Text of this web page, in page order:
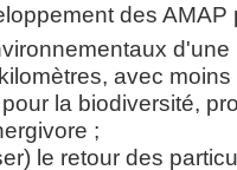
des AMAP
avec
la biodiversité,
;
le retour des